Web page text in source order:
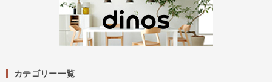
カテゴリー一覧